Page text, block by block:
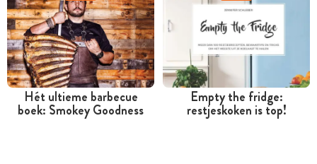
Hét ultieme barbecue
boek: Smokey Goodness
Empty the fridge:
restjeskoken is top!